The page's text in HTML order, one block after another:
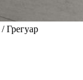
/ Грегуар